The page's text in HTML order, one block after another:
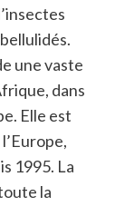
une vaste
dans
Elle est
1995. La
la